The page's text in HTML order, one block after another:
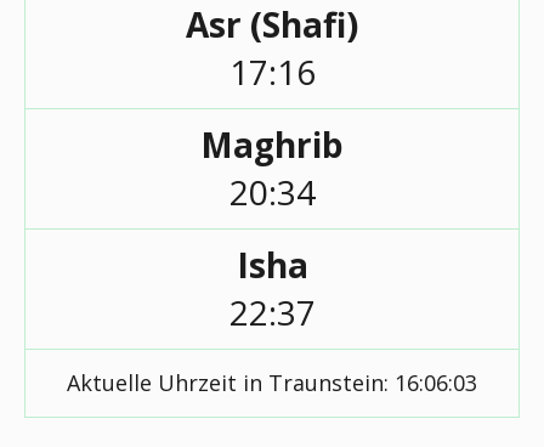
Asr (Shafi)
17:16
Maghrib
20:34
Isha
22:37
Aktuelle Uhrzeit in Traunstein: 16:06:03